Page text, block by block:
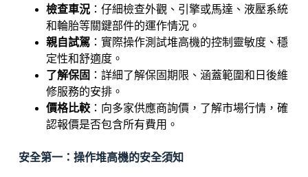
檢查車況：仔細檢查外觀、引擎或馬達、液壓系統
和輪胎等關鍵部件的運作情況。
親自試駕：實際操作測試堆高機的控制靈敏度、穩
定性和舒適度。
了解保固 ：詳細了解保固期限、涵蓋範圍和日後維
修服務的安排。
價格比較：向多家供應商詢價，了解市場行情，確
認報價是否包含所有費用。
安全第一：操作堆高機的安全須知